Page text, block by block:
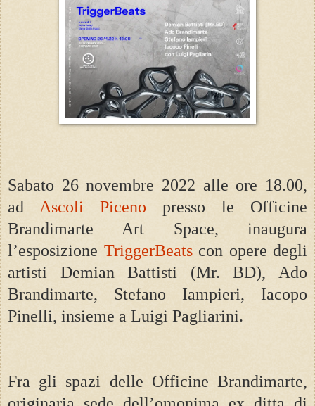
Sabato 26 novembre 2022 alle ore 18.00,
ad Ascoli Piceno presso le Officine
Brandimarte Art Space, inaugura
l’esposizione TriggerBeatscon opere degli
artisti Demian Battisti (Mr. BD), Ado
Brandimarte, Stefano Iampieri, Iacopo
Pinelli, insieme a Luigi Pagliarini.
Fra gli spazi delle Officine Brandimarte,